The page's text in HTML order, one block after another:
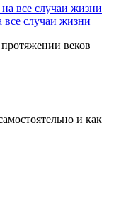
случаи жизни
веков
и как